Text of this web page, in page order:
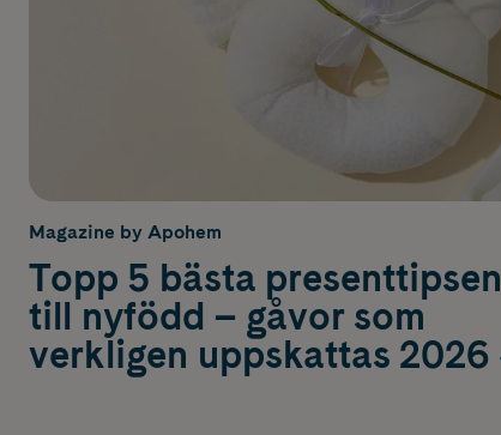
Magazine by Apohem
Topp 5 bästa presenttipsen
till nyfödd – gåvor som
verkligen uppskattas 2026